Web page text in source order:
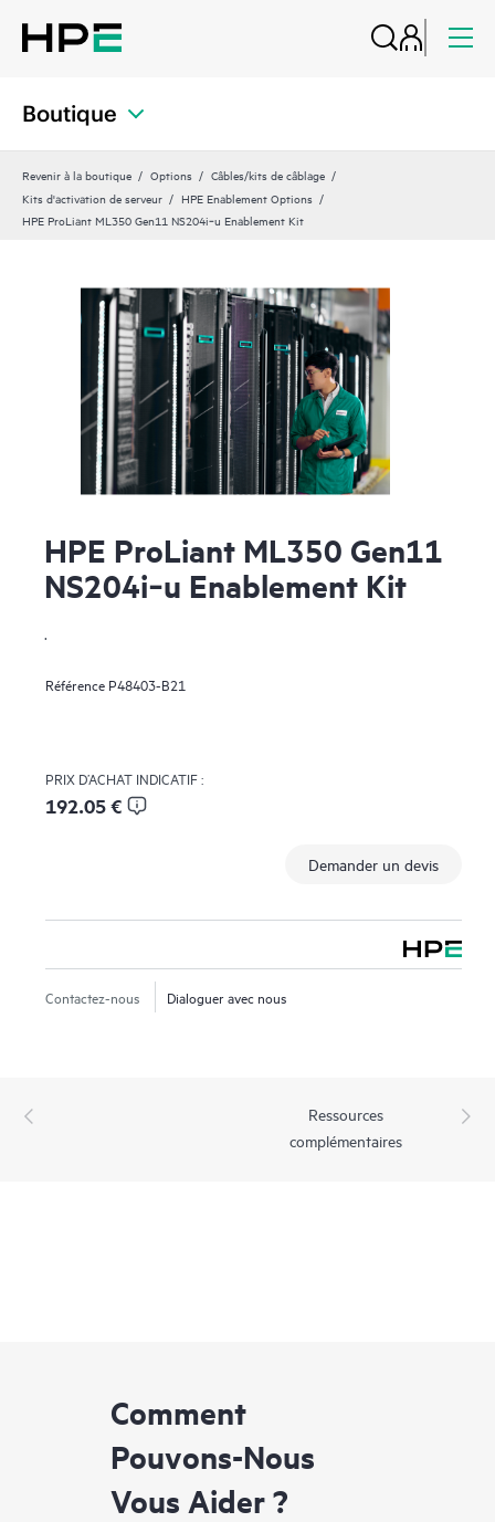
Boutique
Revenir à la boutique Options
Câbles/kits de câblage
Kits d'activation de serveur
HPE Enablement Options
HPE ProLiant ML350 Gen11 NS204i‑u Enablement Kit
HPE ProLiant ML350 Gen11
NS204i‑u Enablement Kit
Référence P48403-B21
PRIX D’ACHAT INDICATIF :
192.05 €
Demander un devis
Contactez-nous Dialoguer avec nous
Ressources
complémentaires
Comment
Pouvons-Nous
Vous Aider ?